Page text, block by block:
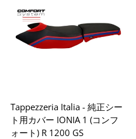
Tappezzeria Italia - 純正シー
ト用カバー IONIA 1 (コンフ
ォート) R 1200 GS